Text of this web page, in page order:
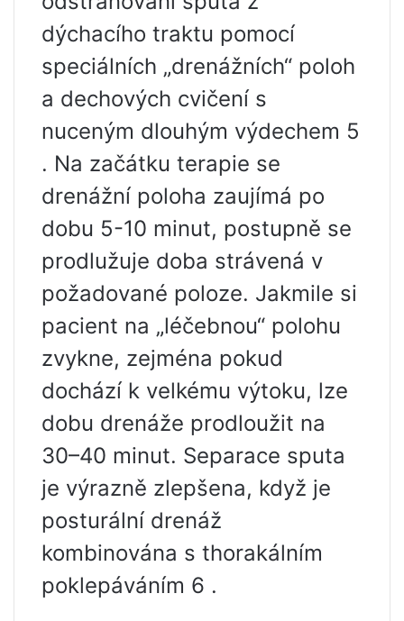
dýchacího traktu pomocí
speciálních „drenážních“ poloh
a dechových cvičení s
nuceným dlouhým výdechem 5
. Na začátku terapie se
drenážní poloha zaujímá po
dobu 5-10 minut, postupně se
prodlužuje doba strávená v
požadované poloze. Jakmile si
pacient na „léčebnou“ polohu
zvykne, zejména pokud
dochází k velkému výtoku, lze
dobu drenáže prodloužit na
30–40 minut. Separace sputa
je výrazně zlepšena, když je
posturální drenáž
kombinována s thorakálním
poklepáváním 6 .